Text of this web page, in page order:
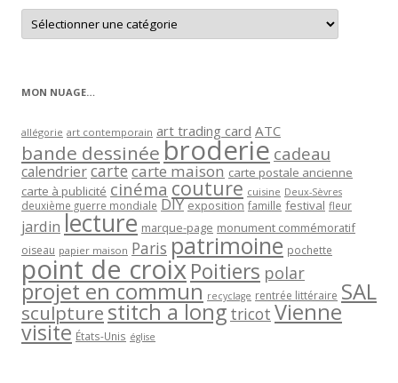
Retrouver
les
articles
MON NUAGE…
allégorie art contemporain art trading card ATC
bande dessinée broderie cadeau
calendriercartecarte maison carte postale ancienne
carte à publicité cinéma couture cuisine Deux-Sèvres
deuxième guerre mondiale DIY exposition famille festival fleur
jardin lecture marque-page monument commémoratif
oiseau papier maison Paris patrimoine pochette
point de croixPoitiers polar
projet en commun recyclage rentrée littéraire SAL
sculpturestitch a long tricot Vienne
visite États-Unis église